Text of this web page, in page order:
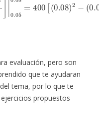
evaluación, pero son
que te ayudaran
tema, por lo que te
propuestos